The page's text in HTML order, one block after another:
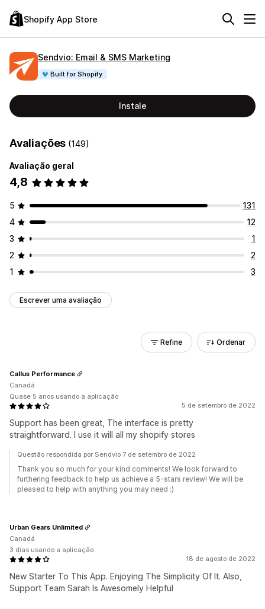
Shopify App Store
Sendvio: Email & SMS Marketing
Built for Shopify
Instale
Avaliações (149)
Avaliação geral
4,8
5
131
4
12
3
1
2
2
1
3
Escrever uma avaliação
Refine Ordenar
5 de setembro de 2022
Support has been great, The interface is pretty
straightforward. I use it will all my shopify stores
Callus Performance
Canadá
Quase 5 anos usando a aplicação
Questão respondida por Sendvio 7 de setembro de 2022
Thank you so much for your kind comments! We look forward to
furthering feedback to help us achieve a 5-stars review! We will be
pleased to help with anything you may need :)
18 de agosto de 2022
New Starter To This App. Enjoying The Simplicity Of It. Also,
Support Team Sarah Is Awesomely Helpful
Urban Gears Unlimited
Canadá
3 dias usando a aplicação